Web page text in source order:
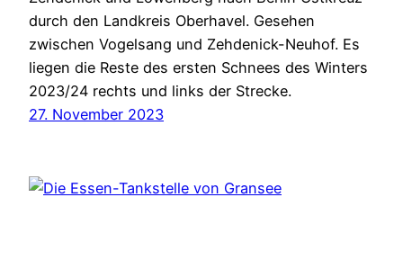
durch den Landkreis Oberhavel. Gesehen
zwischen Vogelsang und Zehdenick-Neuhof. Es
liegen die Reste des ersten Schnees des Winters
2023/24 rechts und links der Strecke.
27. November 2023